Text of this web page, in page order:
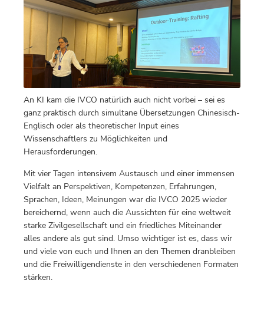
An KI kam die IVCO natürlich auch nicht vorbei – sei es
ganz praktisch durch simultane Übersetzungen Chinesisch-
Englisch oder als theoretischer Input eines
Wissenschaftlers zu Möglichkeiten und
Herausforderungen.
Mit vier Tagen intensivem Austausch und einer immensen
Vielfalt an Perspektiven, Kompetenzen, Erfahrungen,
Sprachen, Ideen, Meinungen war die IVCO 2025 wieder
bereichernd, wenn auch die Aussichten für eine weltweit
starke Zivilgesellschaft und ein friedliches Miteinander
alles andere als gut sind. Umso wichtiger ist es, dass wir
und viele von euch und Ihnen an den Themen dranbleiben
und die Freiwilligendienste in den verschiedenen Formaten
stärken.